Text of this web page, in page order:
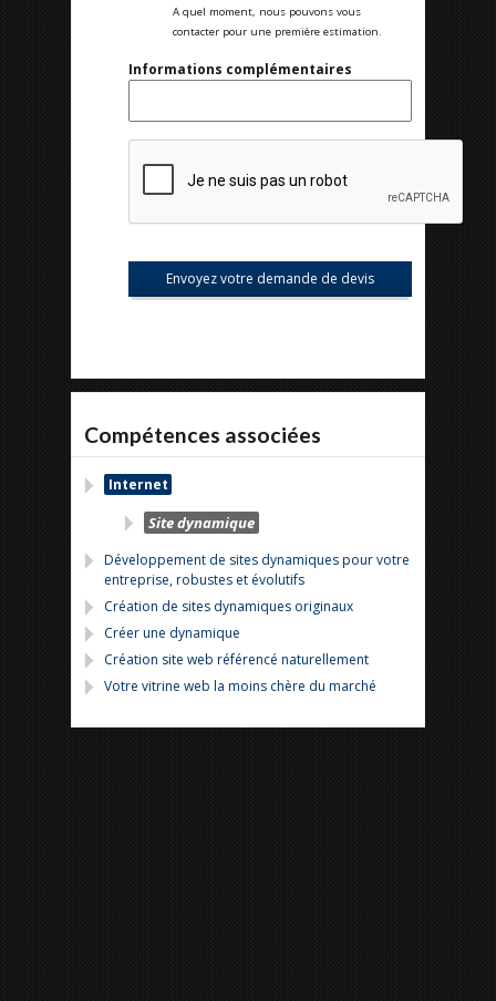
A quel moment, nous pouvons vous
contacter pour une première estimation.
Informations complémentaires
Compétences associées
Internet
Site dynamique
Développement de sites dynamiques pour votre
entreprise, robustes et évolutifs
Création de sites dynamiques originaux
Créer une dynamique
Création site web référencé naturellement
Votre vitrine web la moins chère du marché